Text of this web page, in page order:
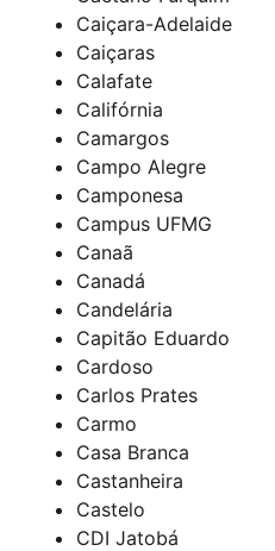
Caiçara-Adelaide
Caiçaras
Calafate
Califórnia
Camargos
Campo Alegre
Camponesa
Campus UFMG
Canaã
Canadá
Candelária
Capitão Eduardo
Cardoso
Carlos Prates
Carmo
Casa Branca
Castanheira
Castelo
CDI Jatobá